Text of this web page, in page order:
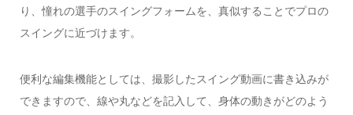
り、憧れの選手のスイングフォームを、真似することでプロの
スイングに近づけます。
便利な編集機能としては、撮影したスイング動画に書き込みが
できますので、線や丸などを記入して、身体の動きがどのよう